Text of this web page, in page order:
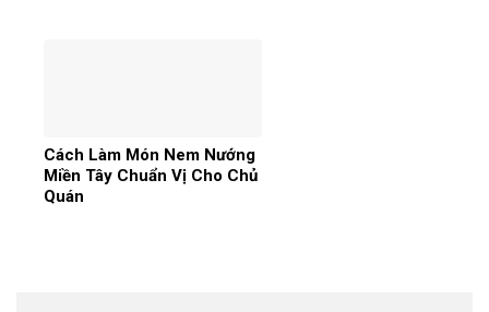
Cách Làm Món Nem Nướng
Miền Tây Chuẩn Vị Cho Chủ
Quán